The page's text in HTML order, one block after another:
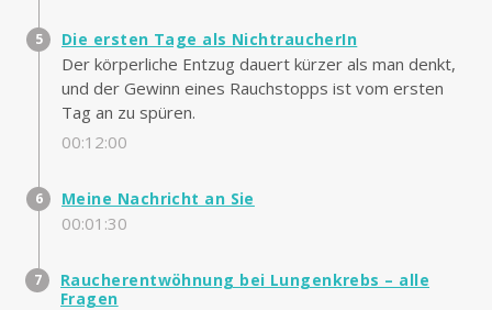
Die ersten Tage als NichtraucherIn
Der körperliche Entzug dauert kürzer als man denkt,
und der Gewinn eines Rauchstopps ist vom ersten
Tag an zu spüren.
00:12:00
Meine Nachricht an Sie
00:01:30
Raucherentwöhnung bei Lungenkrebs – alle
Fragen